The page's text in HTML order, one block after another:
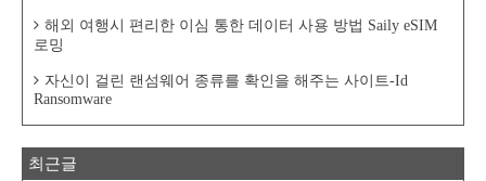
해외 여행시 편리한 이심 통한 데이터 사용 방법 Saily eSIM
로밍
자신이 걸린 랜섬웨어 종류를 확인을 해주는 사이트-Id
Ransomware
최근글